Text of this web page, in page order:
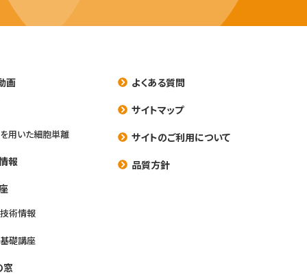
画
用いた細胞単離
報
術情報
礎講座
窓
よくある質問
サイトマップ
サイトのご利用について
品質方針